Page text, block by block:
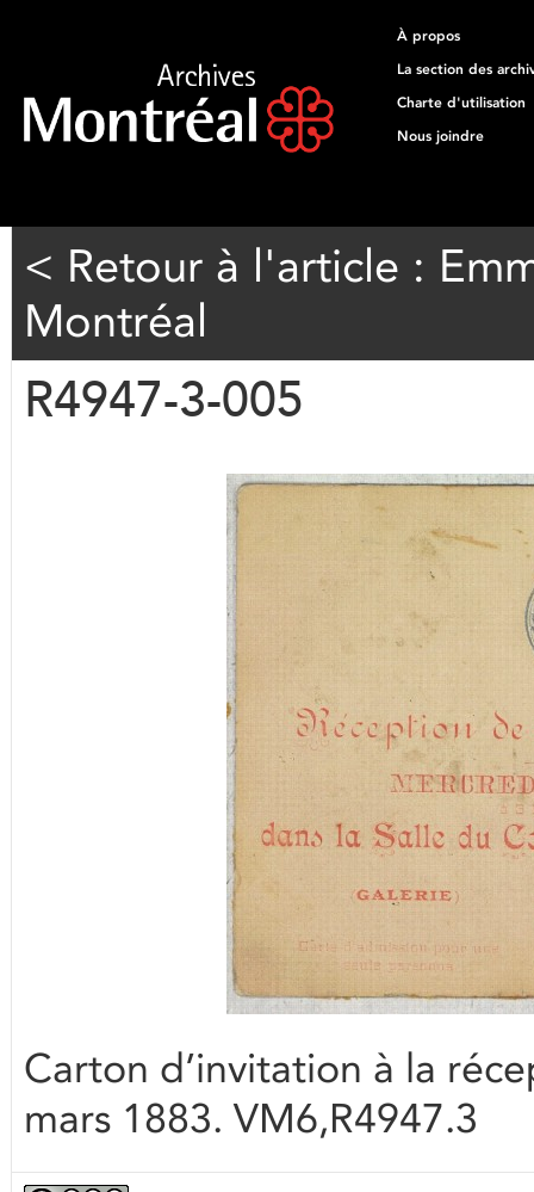
À propos
La section des
Charte d'utilisation
Nous joindre
< Retour à l'article :
Montréal
R4947-3-005
Carton d’invitation à la
mars 1883. VM6,R4947.3